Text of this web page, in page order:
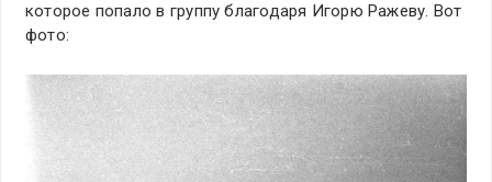
которое попало в группу благодаря Игорю Ражеву. Вот
фото: